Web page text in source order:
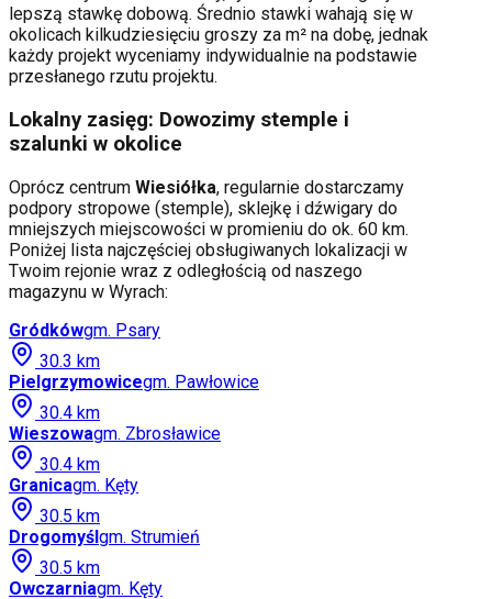
lepszą stawkę dobową. Średnio stawki wahają się w
okolicach kilkudziesięciu groszy za m² na dobę, jednak
każdy projekt wyceniamy indywidualnie na podstawie
przesłanego rzutu projektu.
Lokalny zasięg: Dowozimy stemple i
szalunki w okolice
Oprócz centrum Wiesiółka, regularnie dostarczamy
podpory stropowe (stemple), sklejkę i dźwigary do
mniejszych miejscowości w promieniu do ok. 60 km.
Poniżej lista najczęściej obsługiwanych lokalizacji w
Twoim rejonie wraz z odległością od naszego
magazynu w Wyrach:
Gródkówgm. Psary
30.3 km
Pielgrzymowicegm. Pawłowice
30.4 km
Wieszowagm. Zbrosławice
30.4 km
Granicagm. Kęty
30.5 km
Drogomyślgm. Strumień
30.5 km
Owczarniagm. Kęty